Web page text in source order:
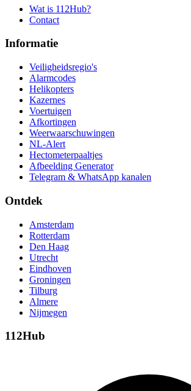
Wat is 112Hub?
Contact
Informatie
Veiligheidsregio's
Alarmcodes
Helikopters
Kazernes
Voertuigen
Afkortingen
Weerwaarschuwingen
NL-Alert
Hectometerpaaltjes
Afbeelding Generator
Telegram & WhatsApp kanalen
Ontdek
Amsterdam
Rotterdam
Den Haag
Utrecht
Eindhoven
Groningen
Tilburg
Almere
Nijmegen
112Hub